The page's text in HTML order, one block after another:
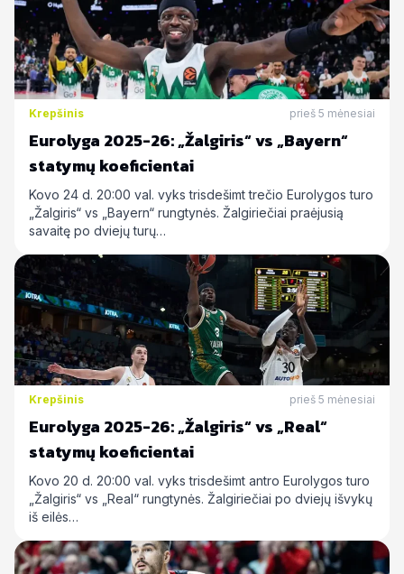
Krepšinis prieš 5 mėnesiai
Eurolyga 2025-26: „Žalgiris“ vs „Bayern“
statymų koeficientai
Kovo 24 d. 20:00 val. vyks trisdešimt trečio Eurolygos turo
„Žalgiris“ vs „Bayern“ rungtynės. Žalgiriečiai praėjusią
savaitę po dviejų turų…
Krepšinis prieš 5 mėnesiai
Eurolyga 2025-26: „Žalgiris“ vs „Real“
statymų koeficientai
Kovo 20 d. 20:00 val. vyks trisdešimt antro Eurolygos turo
„Žalgiris“ vs „Real“ rungtynės. Žalgiriečiai po dviejų išvykų
iš eilės…